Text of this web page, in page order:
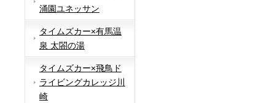
涌園ユネッサン
タイムズカー×有馬温
泉 太閤の湯
タイムズカー×飛鳥ド
ライビングカレッジ川
崎